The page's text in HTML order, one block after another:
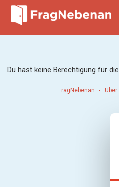
Du hast keine Berechtigung für
FragNebenan Über